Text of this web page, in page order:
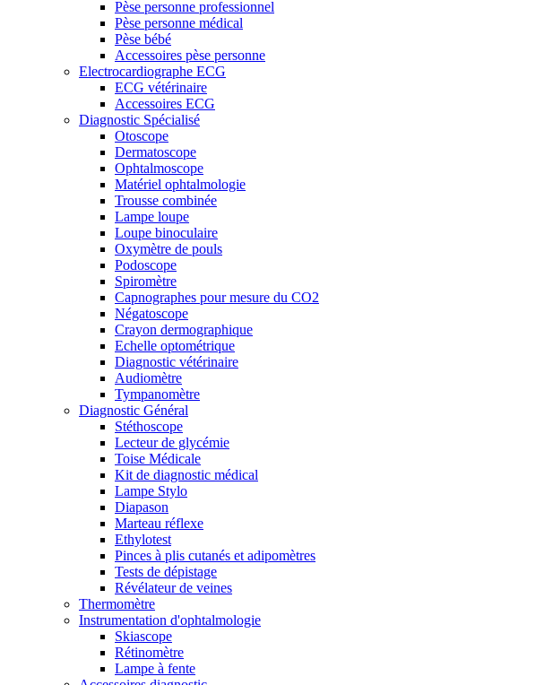
Pèse personne professionnel
Pèse personne médical
Pèse bébé
Accessoires pèse personne
Electrocardiographe ECG
ECG vétérinaire
Accessoires ECG
Diagnostic Spécialisé
Otoscope
Dermatoscope
Ophtalmoscope
Matériel ophtalmologie
Trousse combinée
Lampe loupe
Loupe binoculaire
Oxymètre de pouls
Podoscope
Spiromètre
Capnographes pour mesure du CO2
Négatoscope
Crayon dermographique
Echelle optométrique
Diagnostic vétérinaire
Audiomètre
Tympanomètre
Diagnostic Général
Stéthoscope
Lecteur de glycémie
Toise Médicale
Kit de diagnostic médical
Lampe Stylo
Diapason
Marteau réflexe
Ethylotest
Pinces à plis cutanés et adipomètres
Tests de dépistage
Révélateur de veines
Thermomètre
Instrumentation d'ophtalmologie
Skiascope
Rétinomètre
Lampe à fente